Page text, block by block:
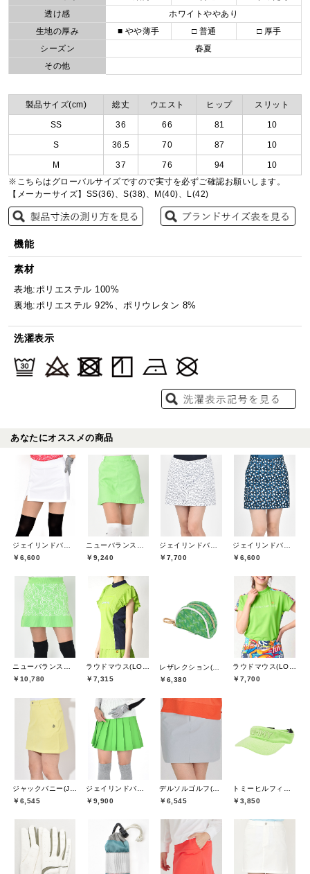
透け感
ホワイトややあり
生地の厚み
■ やや薄手 □ 普通
□ 厚手
シーズン
春夏
その他
製品サイズ(cm) 総丈 ウエスト ヒップ スリット
SS 36 66 81 10
S 36.5 70 87 10
M 37 76 94
10
※こちらはグローバルサイズですので実寸を必ずご確認お願いします。
【メーカーサイズ】SS(36)、S(38)、M(40)、L(42)
機能
素材
表地:ポリエステル 100%
裏地:ポリエステル 92%、ポリウレタン 8%
洗濯表示
あなたにオススメの商品
￥6,600
￥9,240
￥7,700
￥6,600
￥10,780
￥7,315
￥6,380
￥7,700
￥6,545
￥9,900
￥6,545
￥3,850